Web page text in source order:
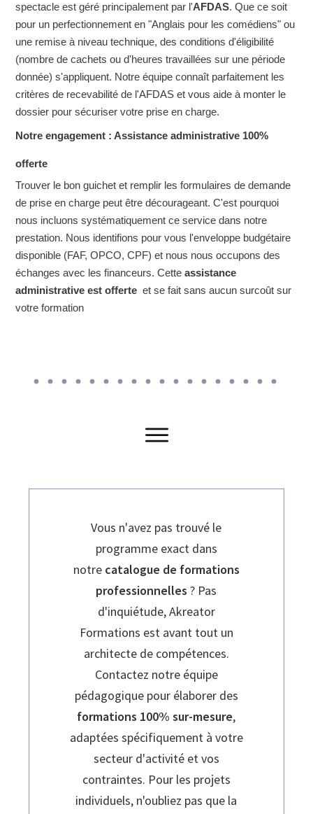
spectacle est géré principalement par l'AFDAS. Que ce soit
pour un perfectionnement en "Anglais pour les comédiens" ou
une remise à niveau technique, des conditions d'éligibilité
(nombre de cachets ou d'heures travaillées sur une période
donnée) s'appliquent. Notre équipe connaît parfaitement les
critères de recevabilité de l'AFDAS et vous aide à monter le
dossier pour sécuriser votre prise en charge.
Notre engagement : Assistance administrative 100%
offerte
Trouver le bon guichet et remplir les formulaires de demande
de prise en charge peut être décourageant. C'est pourquoi
nous incluons systématiquement ce service dans notre
prestation. Nous identifions pour vous l'enveloppe budgétaire
disponible (FAF, OPCO, CPF) et nous nous occupons des
échanges avec les financeurs. Cette assistance
administrative est offerte et se fait sans aucun surcoût sur
votre formation
Vous n'avez pas trouvé le
programme exact dans
notre catalogue de formations
professionnelles ? Pas
d'inquiétude, Akreator
Formations est avant tout un
architecte de compétences.
Contactez notre équipe
pédagogique pour élaborer des
formations 100% sur-mesure,
adaptées spécifiquement à votre
secteur d'activité et vos
contraintes. Pour les projets
individuels, n'oubliez pas que la